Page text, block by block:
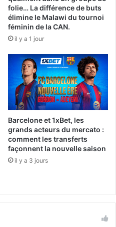
folie… La différence de buts
élimine le Malawi du tournoi
féminin de la CAN.
il y a 1 jour
Barcelone et 1xBet, les
grands acteurs du mercato :
comment les transferts
façonnent la nouvelle saison
il y a 3 jours